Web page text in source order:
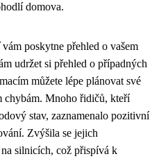
domova.
vám poskytne přehled o vašem
udržet si přehled o případných
můžete lépe plánovat své
chybám. Mnoho řidičů, kteří
stav, zaznamenalo pozitivní
Zvýšila se jejich
silnicích, což přispívá k